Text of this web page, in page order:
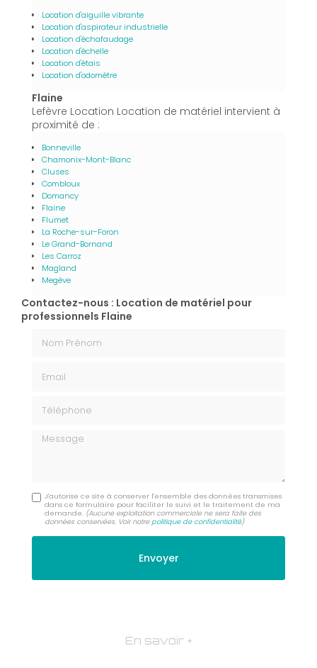
Location d'aiguille vibrante
Location d'aspirateur industrielle
Location d'échafaudage
Location d'échelle
Location d'étais
Location d'odomètre
Flaine
Lefèvre Location Location de matériel intervient à
proximité de :
Bonneville
Chamonix-Mont-Blanc
Cluses
Combloux
Domancy
Flaine
Flumet
La Roche-sur-Foron
Le Grand-Bornand
Les Carroz
Magland
Megève
Contactez-nous : Location de matériel pour
professionnels Flaine
Message
J'autorise ce site à conserver l'ensemble des données transmises
dans ce formulaire pour faciliter le suivi et le traitement de ma
demande. (Aucune exploitation commerciale ne sera faite des
données conservées. Voir notrepolitique de confidentialité)
En savoir +